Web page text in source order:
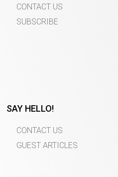
CONTACT US
SUBSCRIBE
SAY HELLO!
CONTACT US
GUEST ARTICLES